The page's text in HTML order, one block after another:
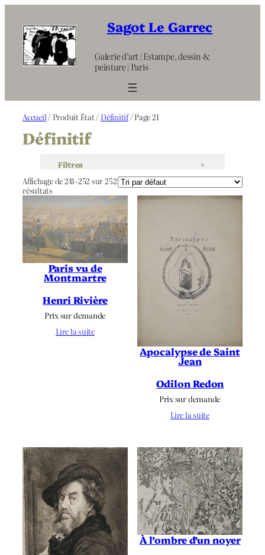
contenu
Sagot Le Garrec
Galerie d’art | Estampe, dessin &
peinture | Paris
Accueil / Produit État / Définitif/ Page 21
Définitif
Filtres +
Affichage de 241–252 sur 252
résultats
Paris vu de
Montmartre
Henri Rivière
Prix sur demande
Lire la suite
Apocalypse de Saint
Jean
Odilon Redon
Prix sur demande
Lire la suite
À l’ombre d’un noyer